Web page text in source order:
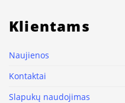
Klientams
Naujienos
Kontaktai
Slapukų naudojimas